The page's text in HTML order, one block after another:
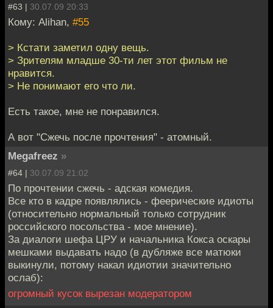
#63 | 30.07.09 20:33
Кому: Alihan, #55
> Кстати заметил одну вещь.
> Зрителям младше 30-ти лет этот фильм не
нравится.
> Не понимают его что ли.
Есть такое, мне не понравился.
А вот "Сжечь после прочтения" - атомный.
Megafreez »
#64 | 30.07.09 21:02
По прочтении сжечь - адская комедия.
Все кто в кадре появлялись - феерические идиоты
(относительно нормальный только сотрудник
российского посольства - мое мнение).
За диалоги шефа ЦРУ и начальника Кокса оскары
мешками выдавать надо (в дубляже все матюки
выкинули, потому накал идиотии значительно
ослаб):
огромный кусок вырезан модератором